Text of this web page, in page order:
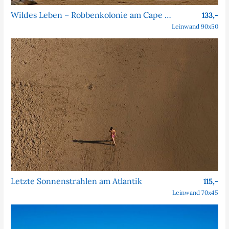
Wildes Leben – Robbenkolonie am Cape Cross 133,-
Leinwand 90x50
Letzte Sonnenstrahlen am Atlantik 115,-
Leinwand 70x45